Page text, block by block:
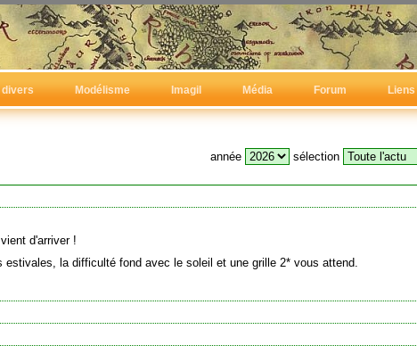
Modélisme Imagil Média Forum Liens
année sélection
d'arriver !
estivales, la difficulté fond avec le soleil et une grille 2* vous attend.